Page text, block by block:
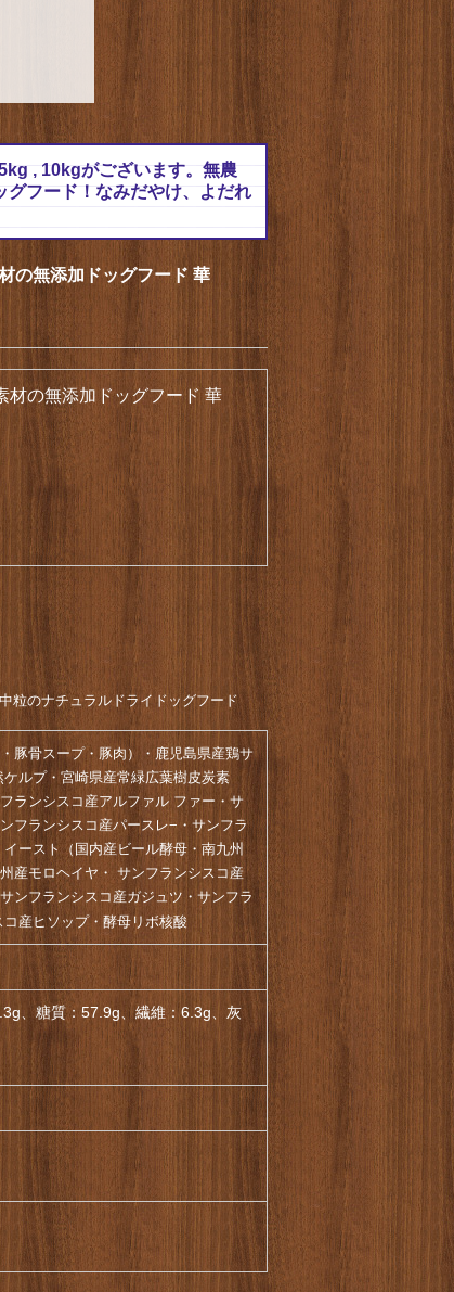
, 10kgがございます。無農
グフード！なみだやけ、よだれ
の無添加ドッグフード 華
材の無添加ドッグフード 華
粒のナチュラルドライドッグフード
豚骨スープ・豚肉）・鹿児島県産鶏サ
ルプ・宮崎県産常緑広葉樹皮炭素
ランシスコ産アルファル ファー・サ
フランシスコ産パースレ−・サンフラ
ースト（国内産ビール酵母・南九州
産モロヘイヤ・ サンフランシスコ産
ンフランシスコ産ガジュツ・サンフラ
産ヒソップ・酵母リボ核酸
、糖質：57.9g、繊維：6.3g、灰